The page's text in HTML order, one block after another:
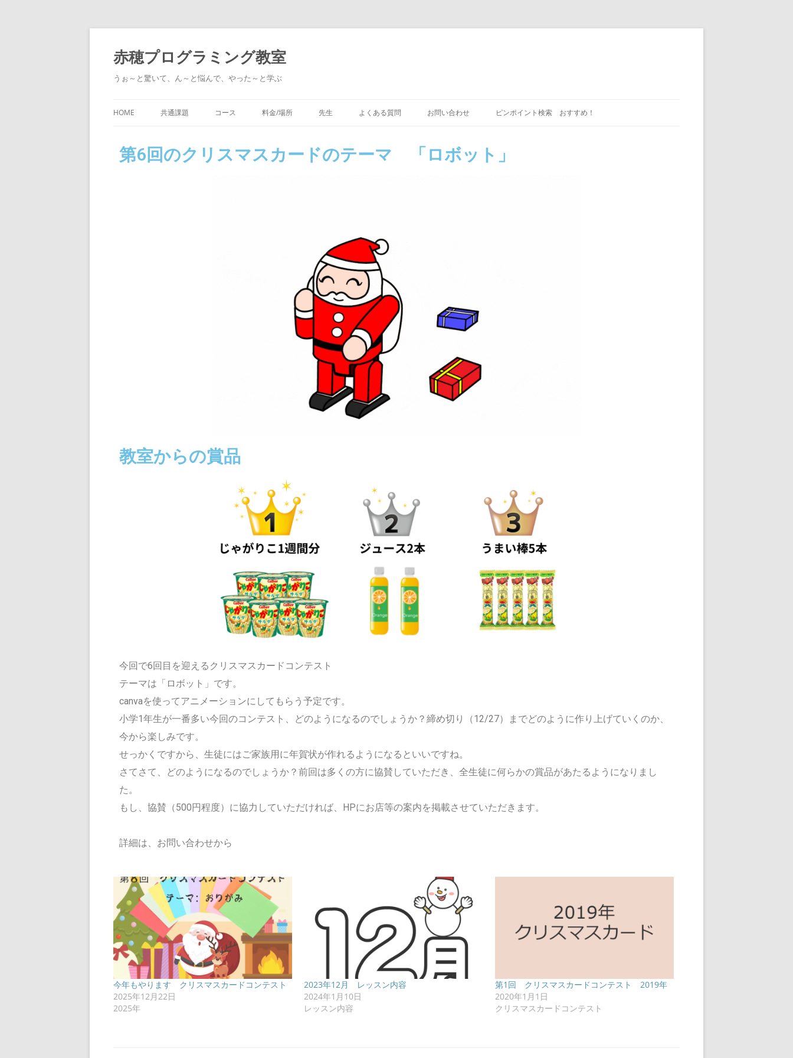
赤穂プログラミング教室
うぉ～と驚いて、ん～と悩んで、やった～と学ぶ
HOME 共通課題
あそび
コース
ポケットワールド （マイクラコー
チャート式おすすめコース
コースの時間 （2026/2/10）
料金/場所 先生 よくある質問 お問い合わせ ピンポイント検索 おすすめ！
第6回のクリスマスカードのテーマ 「ロボット」
教室からの賞品
今回で6回目を迎えるクリスマスカードコンテスト
テーマは「ロボット」です。
canvaを使ってアニメーションにしてもらう予定です。
小学1年生が一番多い今回のコンテスト、どのようになるのでしょうか？締め切り（12/27）までどのように作り上げていくのか、
今から楽しみです。
せっかくですから、生徒にはご家族用に年賀状が作れるようになるといいですね。
さてさて、どのようになるのでしょうか？前回は多くの方に協賛していただき、全生徒に何らかの賞品があたるようになりまし
た。
もし、協賛（500円程度）に協力していただければ、HPにお店等の案内を掲載させていただきます。
詳細は、お問い合わせから
今年もやります クリスマスカードコンテスト
2025年12月22日
2025年
2023年12月 レッスン内容
2024年1月10日
レッスン内容
第1回 クリスマスカードコンテスト 2019年
2020年1月1日
クリスマスカードコンテスト